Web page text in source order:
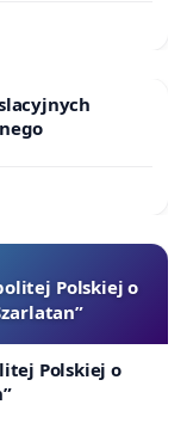
Polskiej o
Polskiej o